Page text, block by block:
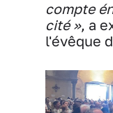
compte
cité », a
l'évêque